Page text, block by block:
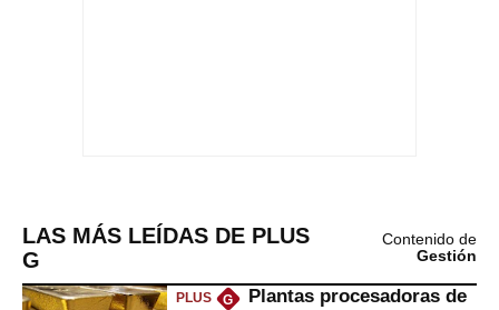
LAS MÁS LEÍDAS DE PLUS
G
Contenido de
Gestión
PLUS G
Plantas procesadoras de